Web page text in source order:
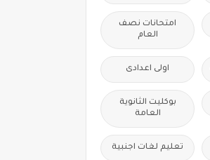
امتحانات نصف
العام
اولى اعدادى
بوكليت الثانوية
العامة
تعليم لغات اجنبية